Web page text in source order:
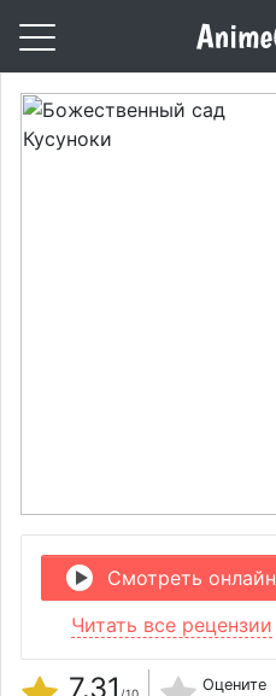
Смотреть онлайн
Читать все рецензии
7.31
Оцените